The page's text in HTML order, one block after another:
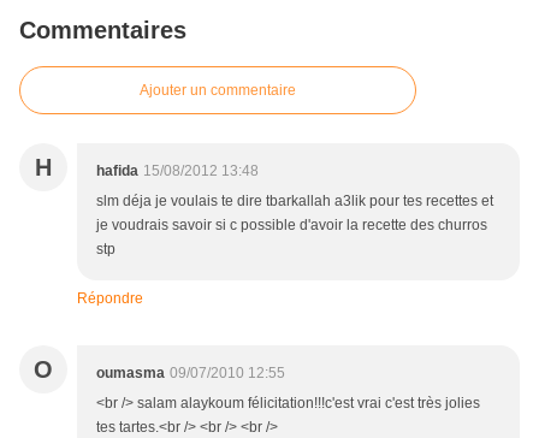
Commentaires
Ajouter un commentaire
H hafida 15/08/2012 13:48
slm déja je voulais te dire tbarkallah a3lik pour tes recettes et
je voudrais savoir si c possible d'avoir la recette des churros
stp
Répondre
O oumasma 09/07/2010 12:55
<br /> salam alaykoum félicitation!!!c'est vrai c'est très jolies
tes tartes.<br /> <br /> <br />